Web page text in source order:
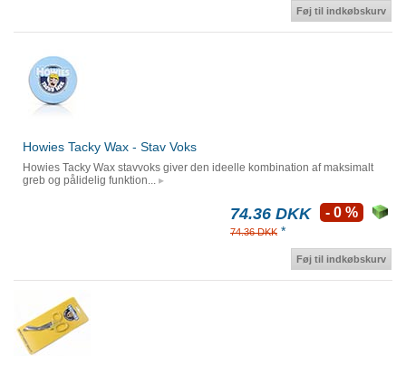
Føj til indkøbskurv
Howies Tacky Wax - Stav Voks
Howies Tacky Wax stavvoks giver den ideelle kombination af maksimalt
greb og pålidelig funktion...
74.36 DKK
74.36 DKK *
- 0 %
Føj til indkøbskurv